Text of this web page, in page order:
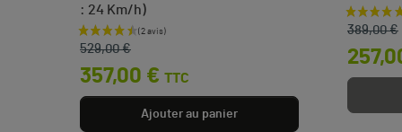
: 24 Km/h)
Prix de base
529,00 €
Prix
357,00 € TTC
Ajouter au panier
Prix de
389,00 €
Prix